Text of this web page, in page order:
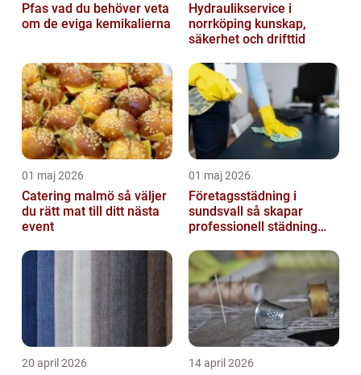
Pfas vad du behöver veta
om de eviga kemikalierna
Hydraulikservice i
norrköping kunskap,
säkerhet och drifttid
01 maj 2026
Catering malmö så väljer
du rätt mat till ditt nästa
event
01 maj 2026
Företagsstädning i
sundsvall så skapar
professionell städning
starkare varum...
20 april 2026 14 april 2026